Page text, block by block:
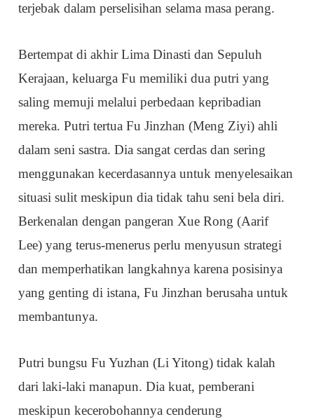
terjebak dalam perselisihan selama masa perang.
Bertempat di akhir Lima Dinasti dan Sepuluh
Kerajaan, keluarga Fu memiliki dua putri yang
saling memuji melalui perbedaan kepribadian
mereka. Putri tertua Fu Jinzhan (Meng Ziyi) ahli
dalam seni sastra. Dia sangat cerdas dan sering
menggunakan kecerdasannya untuk menyelesaikan
situasi sulit meskipun dia tidak tahu seni bela diri.
Berkenalan dengan pangeran Xue Rong (Aarif
Lee) yang terus-menerus perlu menyusun strategi
dan memperhatikan langkahnya karena posisinya
yang genting di istana, Fu Jinzhan berusaha untuk
membantunya.
Putri bungsu Fu Yuzhan (Li Yitong) tidak kalah
dari laki-laki manapun. Dia kuat, pemberani
meskipun kecerobohannya cenderung